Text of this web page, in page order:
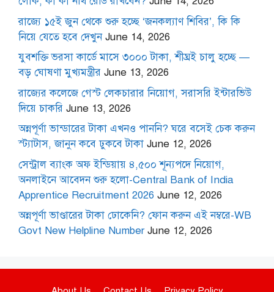
রাজ্যে ১৫ই জুন থেকে শুরু হচ্ছে ‘জনকল্যাণ শিবির’, কি কি
নিয়ে যেতে হবে দেখুন June 14, 2026
যুবশক্তি ভরসা কার্ডে মাসে ৩০০০ টাকা, শীঘ্রই চালু হচ্ছে —
বড় ঘোষণা মুখ্যমন্ত্রীর June 13, 2026
রাজ্যের কলেজে গেস্ট লেকচারার নিয়োগ, সরাসরি ইন্টারভিউ
দিয়ে চাকরি June 13, 2026
অন্নপূর্ণা ভান্ডারের টাকা এখনও পাননি? ঘরে বসেই চেক করুন
স্ট্যাটাস, জানুন কবে ঢুকবে টাকা June 12, 2026
সেন্ট্রাল ব্যাংক অফ ইন্ডিয়ায় ৪,৫০০ শূন্যপদে নিয়োগ,
অনলাইনে আবেদন শুরু হলো-Central Bank of India
Apprentice Recruitment 2026 June 12, 2026
অন্নপূর্ণা ভাণ্ডারের টাকা ঢোকেনি? ফোন করুন এই নম্বরে-WB
Govt New Helpline Number June 12, 2026